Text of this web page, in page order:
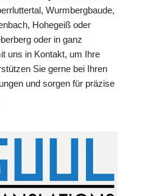
Wurmbergbaude,
Hohegeiß oder
oder in ganz
uns in Kontakt, um Ihre
Sie gerne bei Ihren
und sorgen für präzise